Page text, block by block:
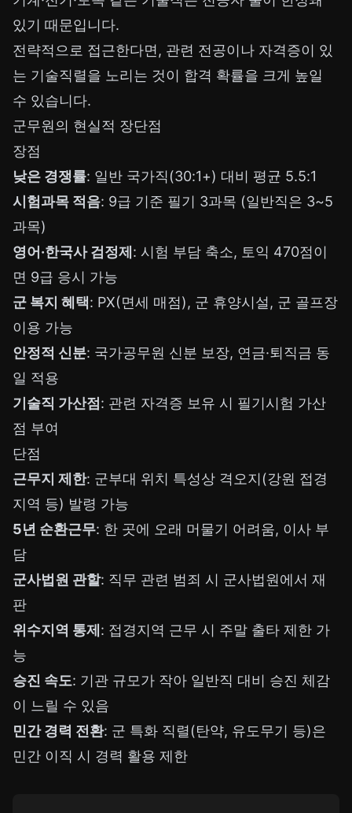
있기 때문입니다.
전략적으로 접근한다면, 관련 전공이나 자격증이 있
는 기술직렬을 노리는 것이 합격 확률을 크게 높일
수 있습니다.
군무원의 현실적 장단점
장점
낮은 경쟁률: 일반 국가직(30:1+) 대비 평균 5.5:1
시험과목 적음: 9급 기준 필기 3과목 (일반직은 3~5
과목)
영어·한국사 검정제 : 시험 부담 축소, 토익 470점이
면 9급 응시 가능
군 복지 혜택: PX(면세 매점), 군 휴양시설, 군 골프장
이용 가능
안정적 신분: 국가공무원 신분 보장, 연금·퇴직금 동
일 적용
기술직 가산점 : 관련 자격증 보유 시 필기시험 가산
점 부여
단점
근무지 제한: 군부대 위치 특성상 격오지(강원 접경
지역 등) 발령 가능
5년 순환근무: 한 곳에 오래 머물기 어려움, 이사 부
담
군사법원 관할: 직무 관련 범죄 시 군사법원에서 재
판
위수지역 통제 : 접경지역 근무 시 주말 출타 제한 가
능
승진 속도: 기관 규모가 작아 일반직 대비 승진 체감
이 느릴 수 있음
민간 경력 전환: 군 특화 직렬(탄약, 유도무기 등)은
민간 이직 시 경력 활용 제한